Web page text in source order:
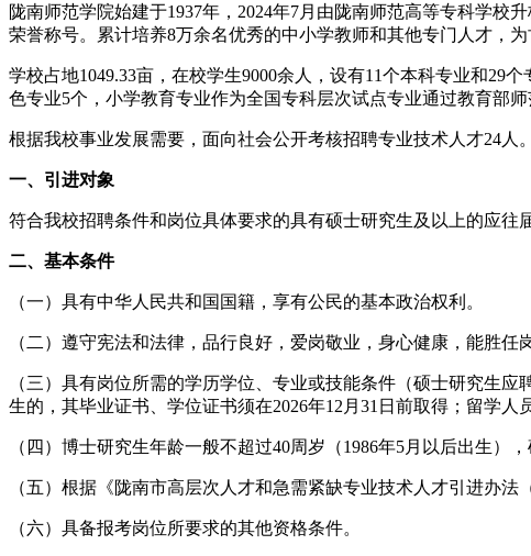
陇南师范学院始建于1937年，2024年7月由陇南师范高等专科学校
荣誉称号。累计培养8万余名优秀的中小学教师和其他专门人才，
学校占地1049.33亩，在校学生9000余人，设有11个本科专业和29
色专业5个，小学教育专业作为全国专科层次试点专业通过教育部师
根据我校事业发展需要，面向社会公开考核招聘专业技术人才24人
一、引进对象
符合我校招聘条件和岗位具体要求的具有硕士研究生及以上的应往
二、基本条件
（一）具有中华人民共和国国籍，享有公民的基本政治权利。
（二）遵守宪法和法律，品行良好，爱岗敬业，身心健康，能胜任
（三）具有岗位所需的学历学位、专业或技能条件（硕士研究生
生的，其毕业证书、学位证书须在2026年12月31日前取得；留学人
（四）博士研究生年龄一般不超过40周岁（1986年5月以后出生）
（五）根据《陇南市高层次人才和急需紧缺专业技术人才引进办
（六）具备报考岗位所要求的其他资格条件。